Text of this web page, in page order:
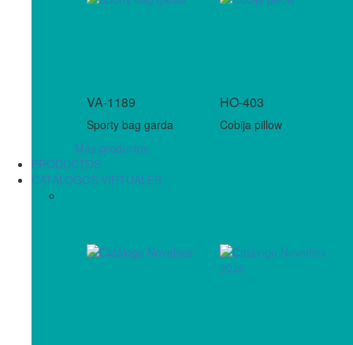
VA-1189
Sporty bag garda
HO-403
Cobija pillow
Más productos
PRODUCTOS
CATÁLOGOS VIRTUALES